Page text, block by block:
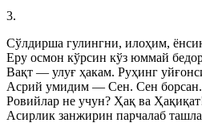
3.
Сўлдирша гулингни, илоҳим,
Еру осмон кўрсин кўз юммай
Вақт — улуғ ҳакам. Руҳинг
Асрий умидим — Сен. Сен
Ровийлар не учун? Ҳақ ва
Асирлик занжирин парчалаб